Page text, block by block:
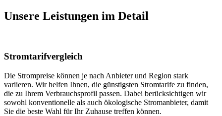
Unsere Leistungen im Detail
Stromtarifvergleich
Die Strompreise können je nach Anbieter und Region stark
variieren. Wir helfen Ihnen, die günstigsten Stromtarife zu finden,
die zu Ihrem Verbrauchsprofil passen. Dabei berücksichtigen wir
sowohl konventionelle als auch ökologische Stromanbieter, damit
Sie die beste Wahl für Ihr Zuhause treffen können.